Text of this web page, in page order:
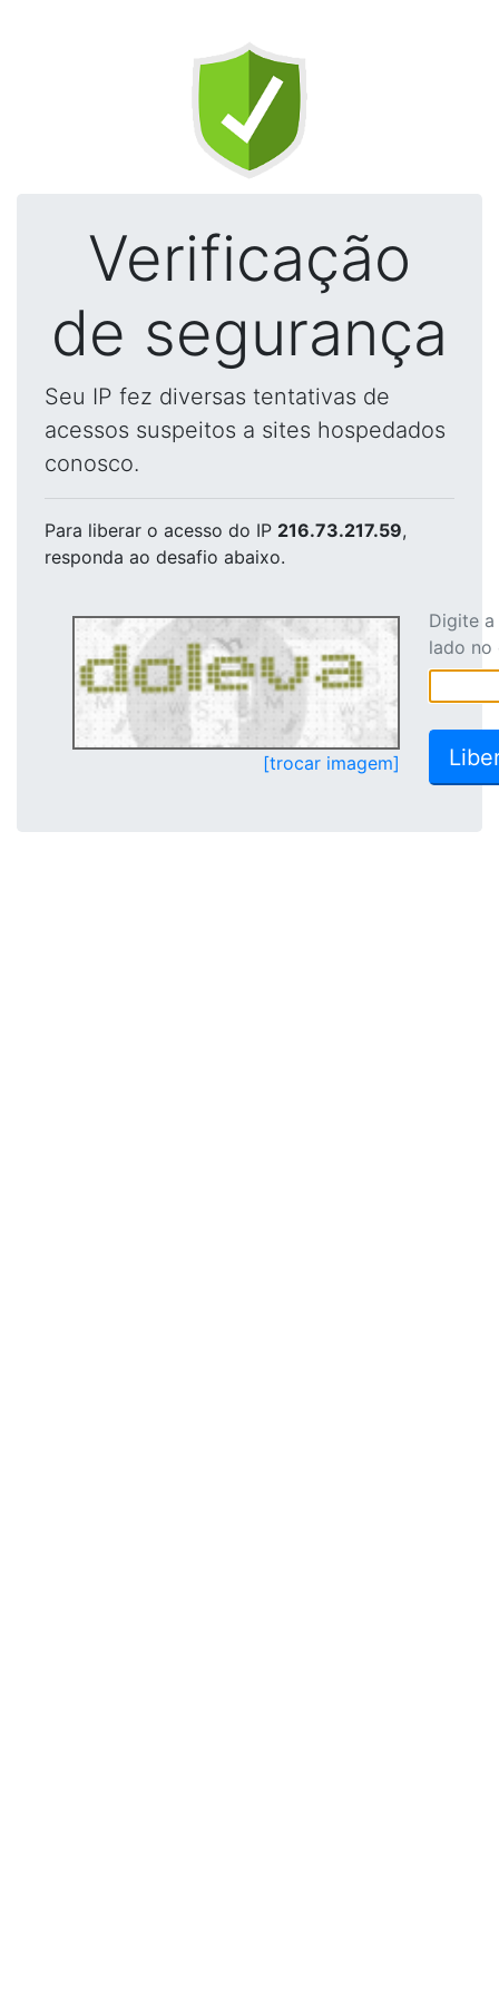
Verificação
de segurança
Seu IP fez diversas tentativas de
acessos suspeitos a sites hospedados
conosco.
Para liberar o acesso do IP 216.73.217.59,
responda ao desafio abaixo.
[trocar imagem]
Digite
lado no